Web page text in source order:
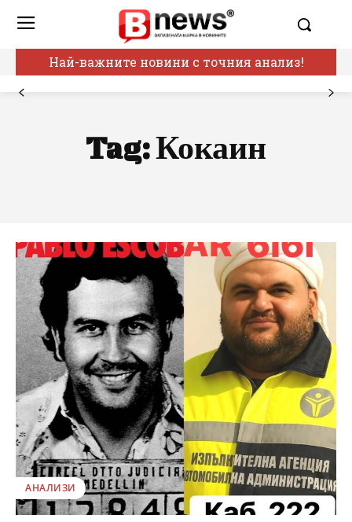
Най-важните новини с точния анализ!
Tag:Кокаин
АНАЛИЗИ